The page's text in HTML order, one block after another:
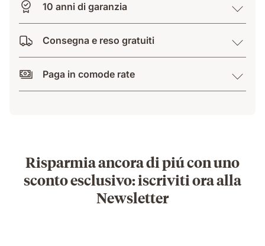
10 anni di garanzia
Consegna e reso gratuiti
Paga in comode rate
Risparmia ancora di piú con uno
sconto esclusivo: iscriviti ora alla
Newsletter